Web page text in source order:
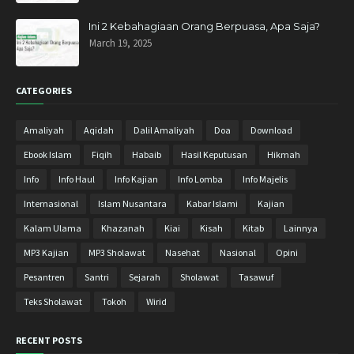
Desember 2018
November 2018
September 2018
Juni 2018
Mei 2018
April 2018
Maret 2018
Februari 2018
Januari 2018
November 2017
Ini 2 Kebahagiaan Orang Berpuasa, Apa Saja?
March 19, 2025
CATEGORIES
Amaliyah Aqidah Dalil Amaliyah Doa Download
Ebook Islam Fiqih Habaib Hasil Keputusan Hikmah
Info Info Haul Info Kajian Info Lomba Info Majelis
Internasional Islam Nusantara Kabar Islami Kajian
Kalam Ulama Khazanah Kiai Kisah Kitab Lainnya
MP3 Kajian MP3 Sholawat Nasehat Nasional Opini
Pesantren Santri Sejarah Sholawat Tasawuf
Teks Sholawat Tokoh Wirid
RECENT POSTS